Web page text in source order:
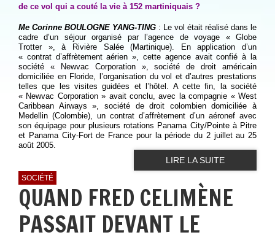
de ce vol qui a couté la vie à 152 martiniquais ?
Me Corinne BOULOGNE YANG-TING : Le vol était réalisé dans le
cadre d’un séjour organisé par l’agence de voyage « Globe
Trotter », à Rivière Salée (Martinique). En application d’un
« contrat d’affrètement aérien », cette agence avait confié à la
société « Newvac Corporation », société de droit américain
domiciliée en Floride, l’organisation du vol et d’autres prestations
telles que les visites guidées et l’hôtel. A cette fin, la société
« Newvac Corporation » avait conclu, avec la compagnie « West
Caribbean Airways », société de droit colombien domiciliée à
Medellin (Colombie), un contrat d’affrètement d’un aéronef avec
son équipage pour plusieurs rotations Panama City/Pointe à Pitre
et Panama City-Fort de France pour la période du 2 juillet au 25
août 2005.
LIRE LA SUITE
SOCIÉTÉ
QUAND FRED CELIMÈNE
PASSAIT DEVANT LE